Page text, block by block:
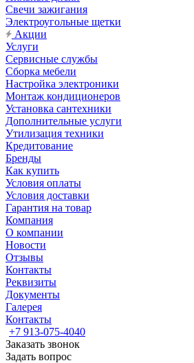
Свечи зажигания
Электроугольные щетки
Акции
Услуги
Сервисные службы
Сборка мебели
Настройка электроники
Монтаж кондиционеров
Установка сантехники
Дополнительные услуги
Утилизация техники
Кредитование
Бренды
Как купить
Условия оплаты
Условия доставки
Гарантия на товар
Компания
О компании
Новости
Отзывы
Контакты
Реквизиты
Документы
Галерея
Контакты
+7 913-075-4040
Заказать звонок
Задать вопрос